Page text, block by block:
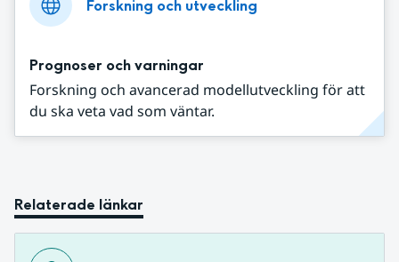
Forskning och utveckling
Prognoser och varningar
Forskning och avancerad modellutveckling för att
du ska veta vad som väntar.
Relaterade länkar